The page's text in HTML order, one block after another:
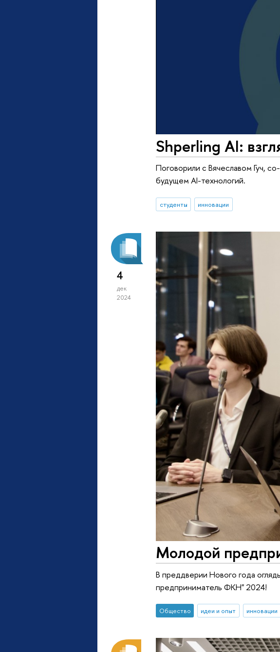
Shperling AI:
Поговорили с Вячеславом Гуч,
будущем AI-технологий.
студенты инновации
4
дек
2024
Молодой
В преддверии Нового года
предприниматель ФКН" 2024!
Общество идеи и опыт инновации